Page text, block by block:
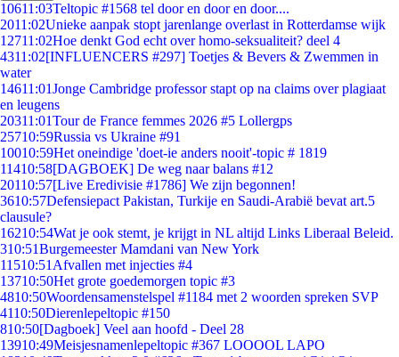
10611:03Teltopic #1568 tel door en door en door....
2011:02Unieke aanpak stopt jarenlange overlast in Rotterdamse wijk
12711:02Hoe denkt God echt over homo-seksualiteit? deel 4
4311:02[INFLUENCERS #297] Toetjes & Bevers & Zwemmen in
water
14611:01Jonge Cambridge professor stapt op na claims over plagiaat
en leugens
20311:01Tour de France femmes 2026 #5 Lollergps
25710:59Russia vs Ukraine #91
10010:59Het oneindige 'doet-ie anders nooit'-topic # 1819
11410:58[DAGBOEK] De weg naar balans #12
20110:57[Live Eredivisie #1786] We zijn begonnen!
3610:57Defensiepact Pakistan, Turkije en Saudi-Arabië bevat art.5
clausule?
16210:54Wat je ook stemt, je krijgt in NL altijd Links Liberaal Beleid.
310:51Burgemeester Mamdani van New York
11510:51 Afvallen met injecties #4
13710:50Het grote goedemorgen topic #3
4810:50Woordensamenstelspel #1184 met 2 woorden spreken SVP
4110:50Dierenlepeltopic #150
810:50[Dagboek] Veel aan hoofd - Deel 28
13910:49Meisjesnamenlepeltopic #367 LOOOOL LAPO